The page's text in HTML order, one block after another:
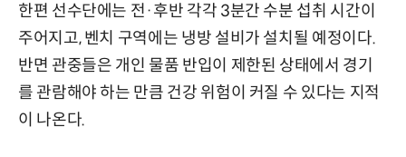
한편 선수단에는 전·후반 각각 3분간 수분 섭취 시간이
주어지고, 벤치 구역에는 냉방 설비가 설치될 예정이다.
반면 관중들은 개인 물품 반입이 제한된 상태에서 경기
를 관람해야 하는 만큼 건강 위험이 커질 수 있다는 지적
이 나온다.